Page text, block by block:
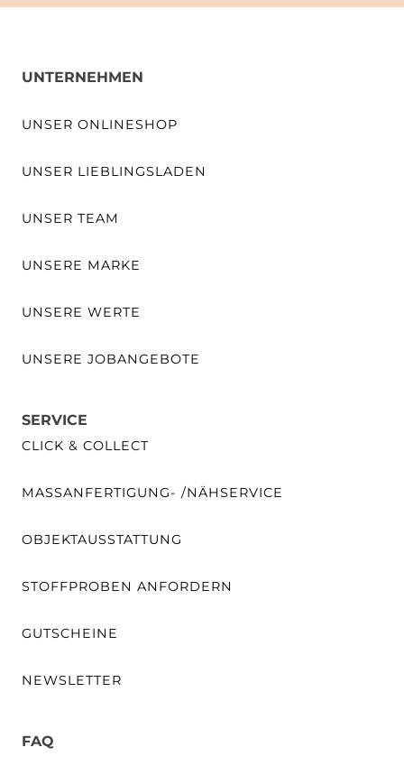
UNTERNEHMEN
UNSER ONLINESHOP
UNSER LIEBLINGSLADEN
UNSER TEAM
UNSERE MARKE
UNSERE WERTE
UNSERE JOBANGEBOTE
SERVICE
CLICK & COLLECT
MASSANFERTIGUNG- /NÄHSERVICE
OBJEKTAUSSTATTUNG
STOFFPROBEN ANFORDERN
GUTSCHEINE
NEWSLETTER
FAQ